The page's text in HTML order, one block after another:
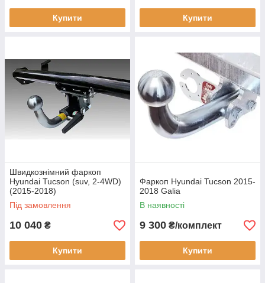
Купити Купити
Швидкознімний фаркоп
Hyundai Tucson (suv, 2-4WD)
(2015-2018)
Під замовлення
10 040 ₴
Купити
Фаркоп Hyundai Tucson 2015-
2018 Galia
В наявності
9 300 ₴/комплект
Купити